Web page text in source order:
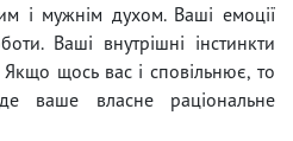
і мужнім духом. Ваші емоції
Ваші внутрішні інстинкти
щось вас і сповільнює, то
ваше власне раціональне